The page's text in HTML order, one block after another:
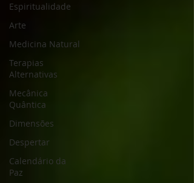
Espiritualidade
Arte
Medicina Natural
Terapias
Alternativas
Mecânica
Quântica
Dimensões
Despertar
Calendário da
Paz